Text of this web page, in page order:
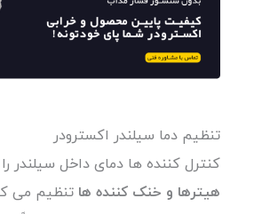
تنظیم دما سیلندر اکسترودر
کنترل کننده ها دمای داخل سیلندر را
هیترها و خنک کننده ها تنظیم می